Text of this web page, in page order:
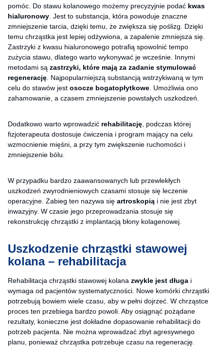
pomóc. Do stawu kolanowego możemy precyzyjnie podać kwas
hialuronowy . Jest to substancja, która powoduje znaczne
zmniejszenie tarcia, dzięki temu, że zwiększa się poślizg. Dzięki
temu chrząstka jest lepiej odżywiona, a zapalenie zmniejsza się.
Zastrzyki z kwasu hialuronowego potrafią spowolnić tempo
zużycia stawu, dlatego warto wykonywać je wcześnie. Innymi
metodami są zastrzyki, które mają za zadanie stymulować
regenerację . Najpopularniejszą substancją wstrzykiwaną w tym
celu do stawów jest osocze bogatopłytkowe . Umożliwia ono
zahamowanie, a czasem zmniejszenie powstałych uszkodzeń.
Dodatkowo warto wprowadzić rehabilitację , podczas której
fizjoterapeuta dostosuje ćwiczenia i program mający na celu
wzmocnienie mięśni, a przy tym zwiększenie ruchomości i
zmniejszenie bólu.
W przypadku bardzo zaawansowanych lub przewlekłych
uszkodzeń zwyrodnieniowych czasami stosuje się leczenie
operacyjne. Zabieg ten nazywa się artroskopią i nie jest zbyt
inwazyjny. W czasie jego przeprowadzania stosuje się
rekonstrukcję chrząstki z implantacją błony kolagenowej.
Uszkodzenie chrząstki stawowej
kolana – rehabilitacja
Rehabilitacja chrząstki stawowej kolana zwykle jest długa i
wymaga od pacjentów systematyczności. Nowe komórki chrząstki
potrzebują bowiem wiele czasu, aby w pełni dojrzeć. W chrząstce
proces ten przebiega bardzo powoli. Aby osiągnąć pożądane
rezultaty, konieczne jest dokładne dopasowanie rehabilitacji do
potrzeb pacjenta. Nie można wprowadzać zbyt agresywnego
planu, ponieważ chrząstka potrzebuje czasu na regenerację.